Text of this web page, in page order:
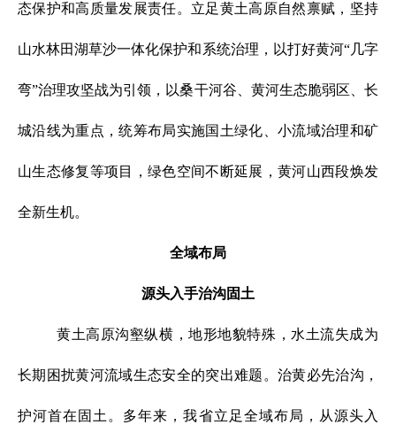
态保护和高质量发展责任。立足黄土高原自然禀赋，坚持
山水林田湖草沙一体化保护和系统治理，以打好黄河“几字
弯”治理攻坚战为引领，以桑干河谷、黄河生态脆弱区、长
城沿线为重点，统筹布局实施国土绿化、小流域治理和矿
山生态修复等项目，绿色空间不断延展，黄河山西段焕发
全新生机。
全域布局
源头入手治沟固土
黄土高原沟壑纵横，地形地貌特殊，水土流失成为
长期困扰黄河流域生态安全的突出难题。治黄必先治沟，
护河首在固土。多年来，我省立足全域布局，从源头入